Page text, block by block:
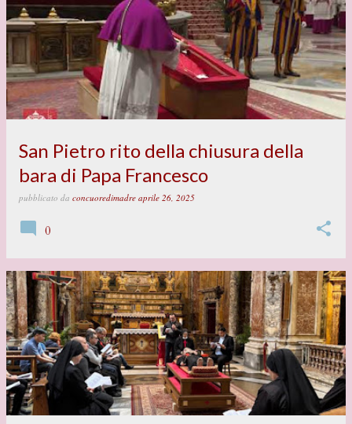
San Pietro rito della chiusura della
bara di Papa Francesco
pubblicato da concuoredimadre aprile 26, 2025
0